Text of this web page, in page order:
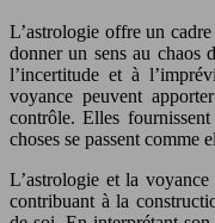
L’astrologie offre un
donner un sens au chaos
l’incertitude et à
voyance peuvent
contrôle. Elles
choses se passent comme
L’astrologie et la
contribuant à la